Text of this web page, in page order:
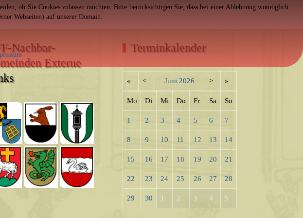
Nachbar-
Externe
Terminkalender
« < Juni 2026 > »
Mo Di Mi Do Fr Sa So
1 2 3 4 5 6 7
8 9 10 11 12 13 14
15 16 17 18 19 20 21
22 23 24 25 26 27 28
29 30 1 2 3 4 5
ob Sie Cookies zulassen möchten. Bitte berücksichtigen Sie, dass bei einer Ablehnung womöglich
Webseiten) auf unserer Domain.